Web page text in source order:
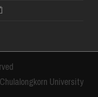
University